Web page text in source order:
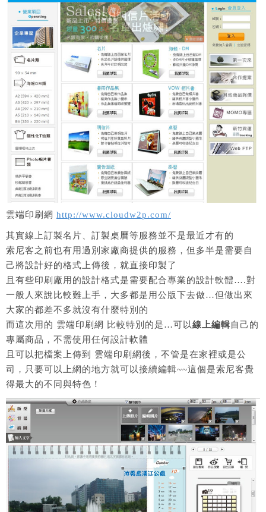
雲端印刷網 http://www.cloudw2p.com/
其實線上訂製名片、訂製桌曆等服務並不是最近才有的
索尼客之前也有用過別家廠商提供的服務，但多半是需要自
己將設計好的格式上傳後，就直接印製了
且有些印刷廠用的設計格式是需要配合專業的設計軟體….對
一般人來說比較難上手，大多都是用公版下去做…但做出來
大家的都差不多就沒有什麼特別的
而這次用的 雲端印刷網 比較特別的是…可以線上編輯自己的
專屬商品，不需使用任何設計軟體
且可以把檔案上傳到 雲端印刷網後，不管是在家裡或是公
司，只要可以上網的地方就可以接續編輯~~這個是索尼客覺
得最大的不同與特色！